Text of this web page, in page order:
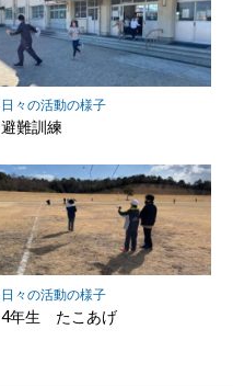
日々の活動の様子
避難訓練
日々の活動の様子
4年生 たこあげ